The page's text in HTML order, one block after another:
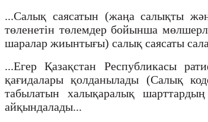
...Салық саясатын (жаңа салықты
төленетін төлемдер бойынша
шаралар жиынтығы) салық саясаты
...Егер Қазақстан Республикасы
қағидалары қолданылады (Салық
табылатын халықаралық
айқындалады...